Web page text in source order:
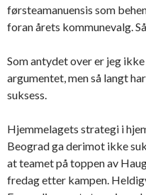
førsteamanuensis som
foran årets kommunevalg.
Som antydet over er jeg
argumentet, men så langt
suksess.
Hjemmelagets strategi i
Beograd ga derimot ikke
at teamet på toppen av
fredag etter kampen.